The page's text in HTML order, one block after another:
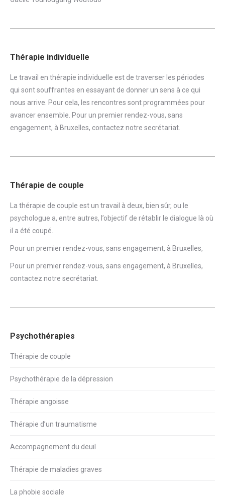
Thérapie individuelle
Le travail en thérapie individuelle est de traverser les périodes
qui sont souffrantes en essayant de donner un sens à ce qui
nous arrive. Pour cela, les rencontres sont programmées pour
avancer ensemble. Pour un premier rendez-vous, sans
engagement, à Bruxelles, contactez notre secrétariat
Thérapie de couple
La thérapie de couple est un travail à deux, bien sûr, ou le
psychologue a, entre autres, l’objectif de rétablir le dialogue là où
il a été coupé.
Pour un premier rendez-vous, sans engagement, à Bruxelles,
Pour un premier rendez-vous, sans engagement, à Bruxelles,
contactez notre secrétariat
Psychothérapies
Thérapie de couple
Psychothérapie de la dépression
Thérapie angoisse
Thérapie d’un traumatisme
Accompagnement du deuil
Thérapie de maladies graves
La phobie sociale